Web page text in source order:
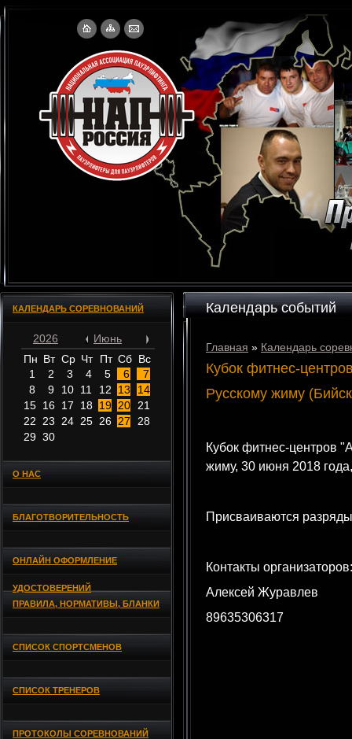
КАЛЕНДАРЬ СОРЕВНОВАНИЙ
2026
Июнь
Пн Вт Ср Чт Пт Сб Вс
1
2 3 4 5 6
7
8
9 10 11 12 13
14
15 16 17 18 19 20
21
22
23 24 25 26 27
28
29 30
О НАС
БЛАГОТВОРИТЕЛЬНОСТЬ
ОНЛАЙН ОФОРМЛЕНИЕ
УДОСТОВЕРЕНИЙ
ПРАВИЛА, НОРМАТИВЫ, БЛАНКИ
СПИСОК СПОРТСМЕНОВ
СПИСОК ТРЕНЕРОВ
ПРОТОКОЛЫ СОРЕВНОВАНИЙ
Календарь событий
Главная » Календарь
Кубок фитнес-
Русскому жиму
Кубок фитнес-центров
жиму, 30 июня 2018
Присваиваются
Контакты организаторов:
Алексей Журавлев
89635306317